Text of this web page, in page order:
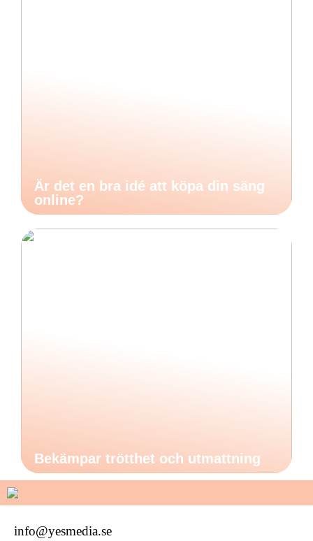
Är det en bra idé att köpa din säng
online?
Bekämpar trötthet och utmattning
info@yesmedia.se